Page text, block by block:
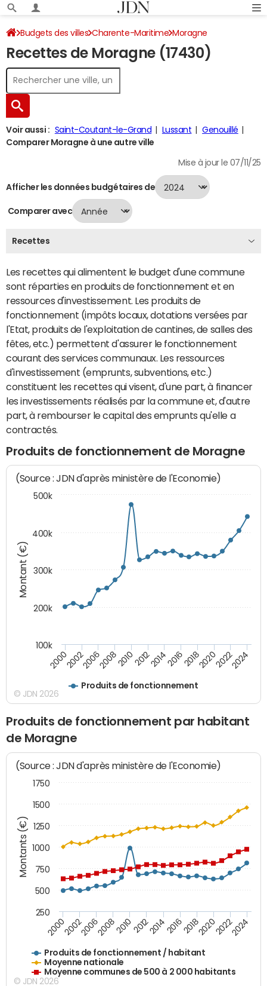
Budgets des villes Charente-Maritime Moragne
Recettes 2024
Recettes de Moragne (17430)
Voir aussi : Saint-Coutant-le-Grand Lussant
Genouillé
Comparer Moragne à une autre ville
Mise à jour le 07/11/25
Afficher les données budgétaires de
Comparer avec
Recettes
Les recettes qui alimentent le budget d'une commune
sont réparties en produits de fonctionnement et en
ressources d'investissement. Les produits de
fonctionnement (impôts locaux, dotations versées par
l'Etat, produits de l'exploitation de cantines, de salles des
fêtes, etc.) permettent d'assurer le fonctionnement
courant des services communaux. Les ressources
d'investissement (emprunts, subventions, etc.)
constituent les recettes qui visent, d'une part, à financer
les investissements réalisés par la commune et, d'autre
part, à rembourser le capital des emprunts qu'elle a
contractés.
Produits de fonctionnement de Moragne
Montant (€)
(Source : JDN d'après ministère de l'Economie)
Produits de fonctionnement
200020022006200820102012201420162018202020222024
100k
200k
300k
400k
500k
© JDN 2026
Produits de fonctionnement par habitant
de Moragne
Montants (€)
(Source : JDN d'après ministère de l'Economie)
Produits de fonctionnement / habitant
Moyenne nationale
Moyenne communes de 500 à 2 000 habitants
200020022006200820102012201420162018202020222024
250
500
750
1000
1250
1500
1750
© JDN 2026